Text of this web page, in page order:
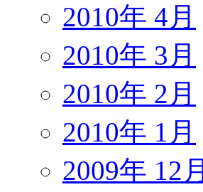
2010年 4月
2010年 3月
2010年 2月
2010年 1月
2009年 12月